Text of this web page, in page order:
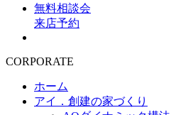
無料相談会
来店予約
CORPORATE
ホーム
アイ．創建の家づくり